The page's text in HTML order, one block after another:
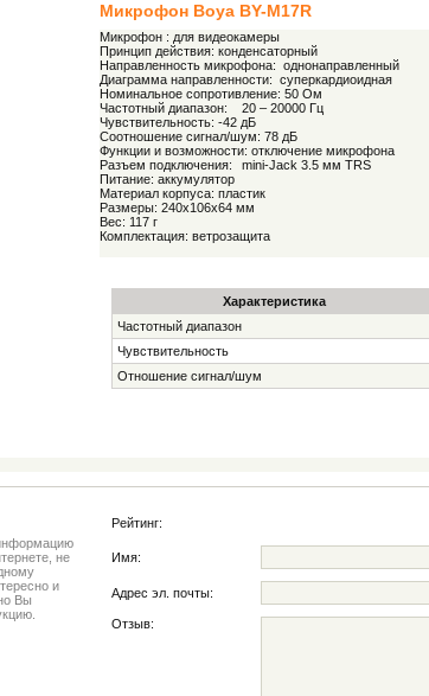
Микрофон Boya BY-M17R
Микрофон : для видеокамеры
Принцип действия: конденсаторный
Направленность микрофона: однонаправленный
Диаграмма направленности: суперкардиоидная
Номинальное сопротивление: 50 Ом
Частотный диапазон:
20 – 20000 Гц
Чувствительность: -42 дБ
Соотношение сигнал/шум: 78 дБ
Функции и возможности: отключение микрофона
Разъем подключения:
mini-Jack 3.5 мм TRS
Питание: аккумулятор
Материал корпуса: пластик
Размеры: 240x106x64 мм
Вес: 117 г
Комплектация: ветрозащита
Характеристика
Частотный диапазон
Чувствительность
Отношение сигнал/шум
не
и
Вы
Рейтинг:
Имя:
Адрес эл. почты:
Отзыв: